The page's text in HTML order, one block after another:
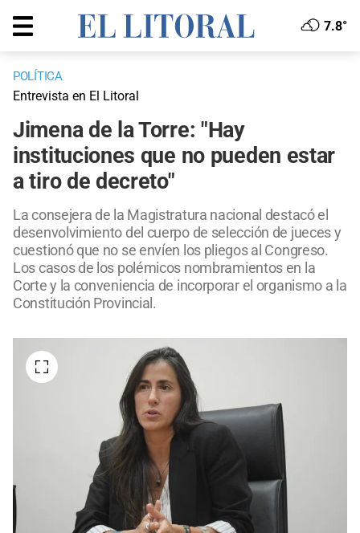
7.8°
POLÍTICA
Entrevista en El Litoral
Jimena de la Torre: "Hay
instituciones que no pueden estar
a tiro de decreto"
La consejera de la Magistratura nacional destacó el
desenvolvimiento del cuerpo de selección de jueces y
cuestionó que no se envíen los pliegos al Congreso.
Los casos de los polémicos nombramientos en la
Corte y la conveniencia de incorporar el organismo a la
Constitución Provincial.